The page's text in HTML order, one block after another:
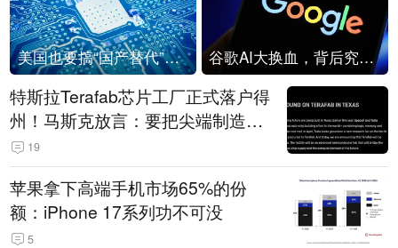
美国也要搞“国产替代”？先算清三笔账 谷歌AI大换血，背后究竟发生了什么？
特斯拉Terafab芯片工厂正式落户得
州！马斯克放言：要把尖端制造带
回美国
19
苹果拿下高端手机市场65%的份
额：iPhone 17系列功不可没
5